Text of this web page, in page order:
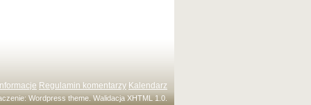
Regulamin komentarzy Kalendarz
Wordpress theme. WalidacjaXHTML 1.0.